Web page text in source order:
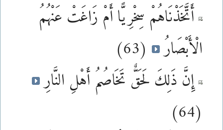
أَتَّخَذْنَاهُمْ سِخْرِيًّا أَمْ زَاغَتْ عَنْهُمُ
الْأَبْصَارُ
(63)
إِنَّ ذَلِكَ لَحَقٌّ تَخَاصُمُ أَهْلِ النَّارِ
(64)